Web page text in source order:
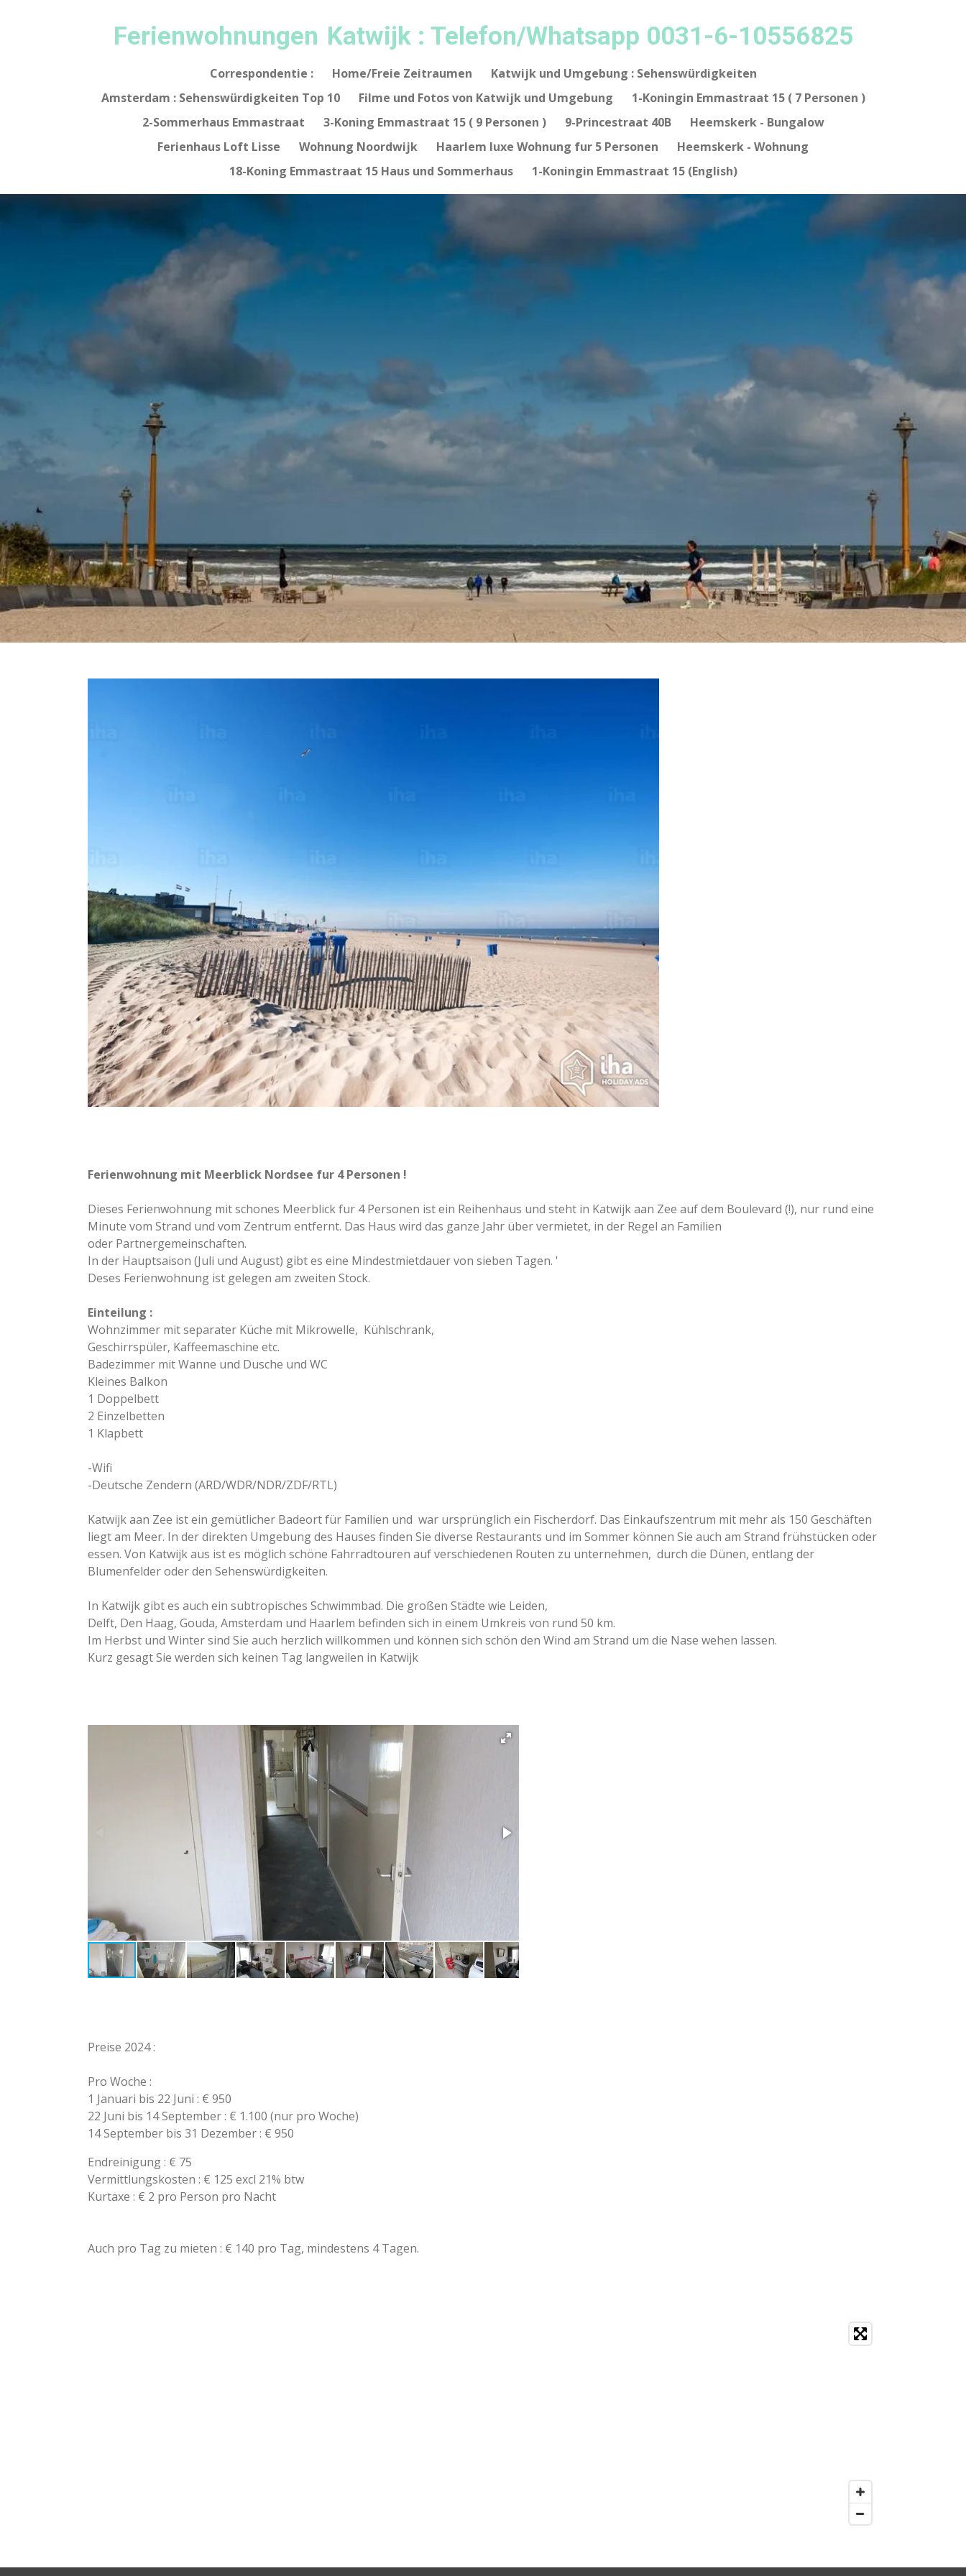
Ferienwohnungen Katwijk : Telefon/Whatsapp 0031-6-10556825
Correspondentie : Home/Freie Zeitraumen
Katwijk und Umgebung : Sehenswürdigkeiten
Amsterdam : Sehenswürdigkeiten Top 10
Filme und Fotos von Katwijk und Umgebung
1-Koningin Emmastraat 15 ( 7 Personen )
2-Sommerhaus Emmastraat
3-Koning Emmastraat 15 ( 9 Personen ) 9-Princestraat 40B
Heemskerk - Bungalow
Ferienhaus Loft Lisse
Wohnung Noordwijk Haarlem luxe Wohnung fur 5 Personen
Heemskerk - Wohnung
18-Koning Emmastraat 15 Haus und Sommerhaus
1-Koningin Emmastraat 15 (English)
Ferienwohnung mit Meerblick Nordsee fur 4 Personen !
Dieses Ferienwohnung mit schones Meerblick fur 4 Personen ist ein Reihenhaus und steht in Katwijk aan Zee auf dem Boulevard (!), nur rund eine
Minute vom Strand und vom Zentrum entfernt. Das Haus wird das ganze Jahr über vermietet, in der Regel an Familien
oder Partnergemeinschaften.
In der Hauptsaison (Juli und August) gibt es eine Mindestmietdauer von sieben Tagen. '
Deses Ferienwohnung ist gelegen am zweiten Stock.
Einteilung :
Wohnzimmer mit separater Küche mit Mikrowelle, Kühlschrank,
Geschirrspüler, Kaffeemaschine etc.
Badezimmer mit Wanne und Dusche und WC
Kleines Balkon
1 Doppelbett
2 Einzelbetten
1 Klapbett
-Wifi
-Deutsche Zendern (ARD/WDR/NDR/ZDF/RTL)
Katwijk aan Zee ist ein gemütlicher Badeort für Familien und war ursprünglich ein Fischerdorf. Das Einkaufszentrum mit mehr als 150 Geschäften
liegt am Meer. In der direkten Umgebung des Hauses finden Sie diverse Restaurants und im Sommer können Sie auch am Strand frühstücken oder
essen. Von Katwijk aus ist es möglich schöne Fahrradtouren auf verschiedenen Routen zu unternehmen, durch die Dünen, entlang der
Blumenfelder oder den Sehenswürdigkeiten.
In Katwijk gibt es auch ein subtropisches Schwimmbad. Die großen Städte wie Leiden,
Delft, Den Haag, Gouda, Amsterdam und Haarlem befinden sich in einem Umkreis von rund 50 km.
Im Herbst und Winter sind Sie auch herzlich willkommen und können sich schön den Wind am Strand um die Nase wehen lassen.
Kurz gesagt Sie werden sich keinen Tag langweilen in Katwijk
Preise 2024 :
Pro Woche :
1 Januari bis 22 Juni : € 950
22 Juni bis 14 September : € 1.100 (nur pro Woche)
14 September bis 31 Dezember : € 950
Endreinigung : € 75
Vermittlungskosten : € 125 excl 21% btw
Kurtaxe : € 2 pro Person pro Nacht
Auch pro Tag zu mieten : € 140 pro Tag, mindestens 4 Tagen.